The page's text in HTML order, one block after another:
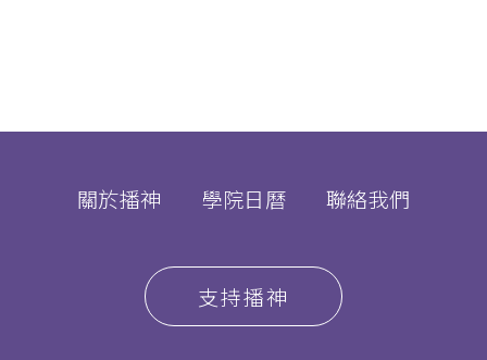
關於播神 學院日曆 聯絡我們
支持播神